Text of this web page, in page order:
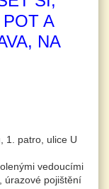
A
NA
1. patro, ulice U
vedoucími
úrazové pojištění